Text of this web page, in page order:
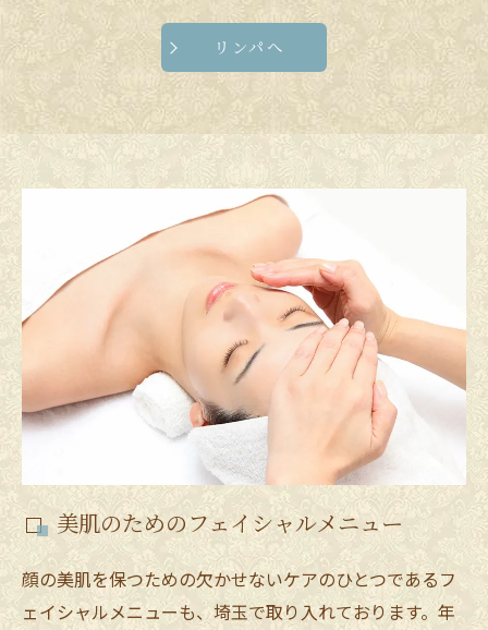
リンパへ
美肌のためのフェイシャルメニュー
顔の美肌を保つための欠かせないケアのひとつであるフ
ェイシャルメニューも、埼玉で取り入れております。年